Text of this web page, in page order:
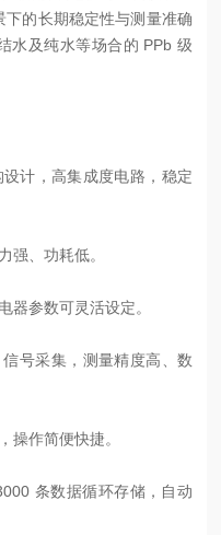
的长期稳定性与测量准确
水及纯水等场合的 PPb 级
计，高集成度电路，稳定
强、功耗低。
器参数可灵活设定。
号采集，测量精度高、数
操作简便快捷。
条数据循环存储，自动